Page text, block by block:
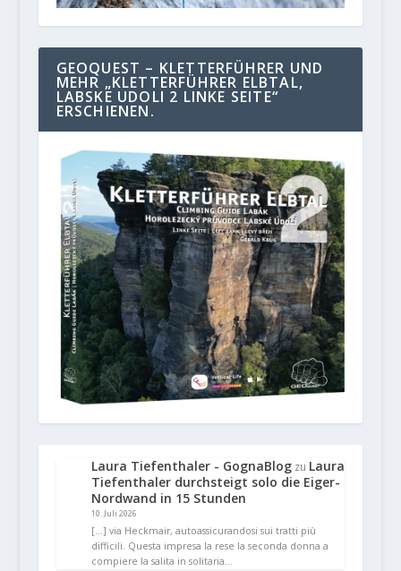
GEOQUEST – KLETTERFÜHRER UND
MEHR „KLETTERFÜHRER ELBTAL,
LABSKE UDOLI 2 LINKE SEITE“
ERSCHIENEN.
Laura Tiefenthaler - GognaBlogzu Laura
Tiefenthaler durchsteigt solo die Eiger-
Nordwand in 15 Stunden
10. Juli 2026
[…] via Heckmair, autoassicurandosi sui tratti più
difficili. Questa impresa la rese la seconda donna a
compiere la salita in solitaria…